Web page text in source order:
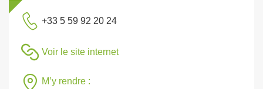
+33 5 59 92 20 24
Voir le site internet
M’y rendre :